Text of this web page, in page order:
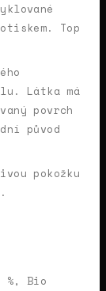
Top
Látka má
povrch
původ
pokožku
%, Bio